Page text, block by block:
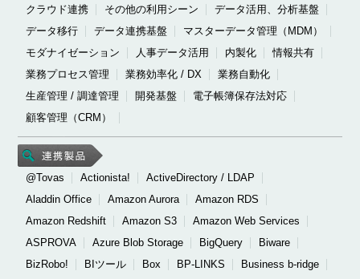
クラウド連携
その他の利用シーン
データ活用、分析基盤
データ移行
データ連携基盤
マスターデータ管理（MDM）
モダナイゼーション
人事データ活用 内製化
情報共有
業務プロセス管理
業務効率化 / DX
業務自動化
生産管理 / 調達管理
開発基盤
電子帳簿保存法対応
顧客管理（CRM）
@Tovas Actionista!
ActiveDirectory / LDAP
Aladdin Office
Amazon Aurora
Amazon RDS
Amazon Redshift
Amazon S3
Amazon Web Services
ASPROVA
Azure Blob Storage BigQuery
Biware
BizRobo!
BIツール Box BP-LINKS
Business b-ridge